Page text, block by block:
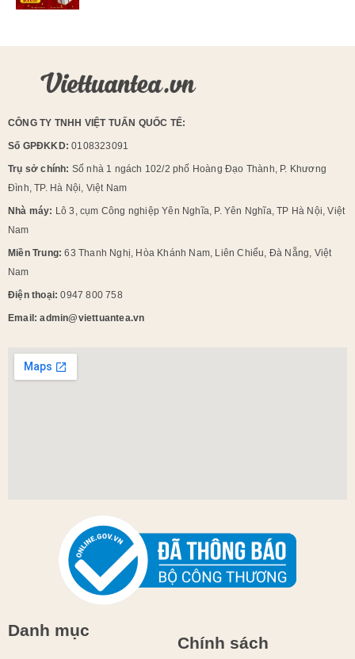
CÔNG TY TNHH VIỆT TUẤN QUỐC TẾ:
Số GPĐKKD: 0108323091
Trụ sở chính: Số nhà 1 ngách 102/2 phố Hoàng Đạo Thành, P. Khương
Đình, TP. Hà Nội, Việt Nam
Nhà máy: Lô 3, cụm Công nghiệp Yên Nghĩa, P. Yên Nghĩa, TP Hà Nội, Việt
Nam
Miền Trung:63 Thanh Nghị, Hòa Khánh Nam, Liên Chiểu, Đà Nẵng, Việt
Nam
Điện thoại:0947 800 758
Email: admin@viettuantea.vn
Danh mục
Chính sách